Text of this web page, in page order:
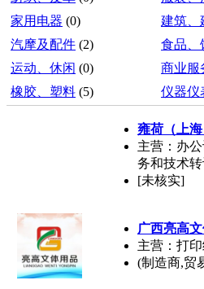
家用电器 (0) 建筑、
汽摩及配件 (2) 食品、
运动、休闲 (0) 商业服
橡胶、塑料 (5) 仪器仪
雍荷（上
主营：办
务和技术
[未核实]
广西亮高
主营：打
(制造商,贸